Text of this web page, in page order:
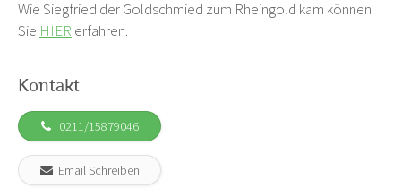
Wie Siegfried der Goldschmied zum Rheingold kam können
Sie HIER erfahren.
Kontakt
0211/15879046
Email Schreiben